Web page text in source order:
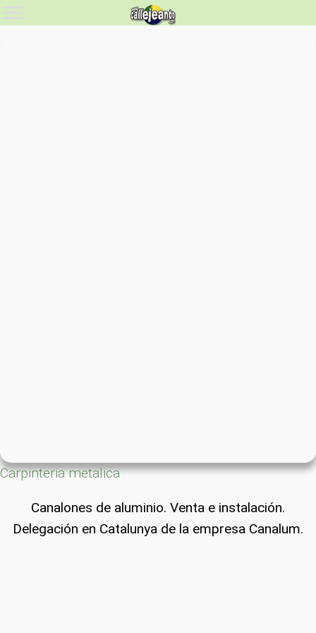
Carpinteria metalica
Canalones de aluminio. Venta e instalación.
Delegación en Catalunya de la empresa Canalum.